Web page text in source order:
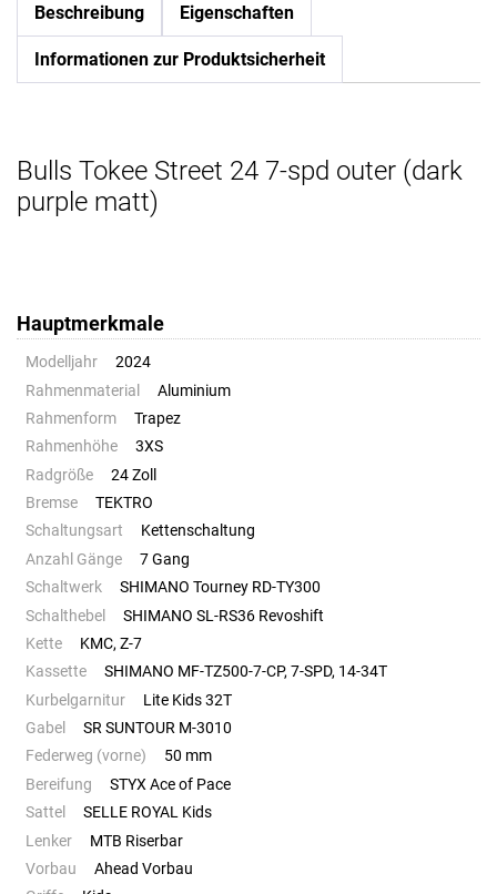
Beschreibung Eigenschaften
Informationen zur Produktsicherheit
Bulls Tokee Street 24 7-spd outer (dark
purple matt)
Hauptmerkmale
Modelljahr
2024
Rahmenmaterial
Aluminium
Rahmenform
Trapez
Rahmenhöhe
3XS
Radgröße
24 Zoll
Bremse
TEKTRO
Schaltungsart
Kettenschaltung
Anzahl Gänge
7 Gang
Schaltwerk
SHIMANO Tourney RD-TY300
Schalthebel
SHIMANO SL-RS36 Revoshift
Kette
KMC, Z-7
Kassette
SHIMANO MF-TZ500-7-CP, 7-SPD, 14-34T
Kurbelgarnitur
Lite Kids 32T
Gabel
SR SUNTOUR M-3010
Federweg (vorne)
50 mm
Bereifung
STYX Ace of Pace
Sattel
SELLE ROYAL Kids
Lenker
MTB Riserbar
Vorbau
Ahead Vorbau